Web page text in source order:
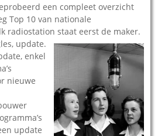
een compleet overzicht
Top 10 van nationale
radiostation staat eerst de maker.
update.
enkel
nieuwe
update